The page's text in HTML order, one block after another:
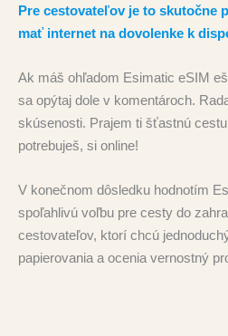
Pre cestovateľov je to skutočne
mať internet na dovolenke k
Ak máš ohľadom Esimatic eSIM
sa opýtaj dole v komentároch.
skúsenosti. Prajem ti šťastnú
potrebuješ, si online!
V konečnom dôsledku hodnotím
spoľahlivú voľbu pre cesty do
cestovateľov, ktorí chcú
papierovania a ocenia vernostný